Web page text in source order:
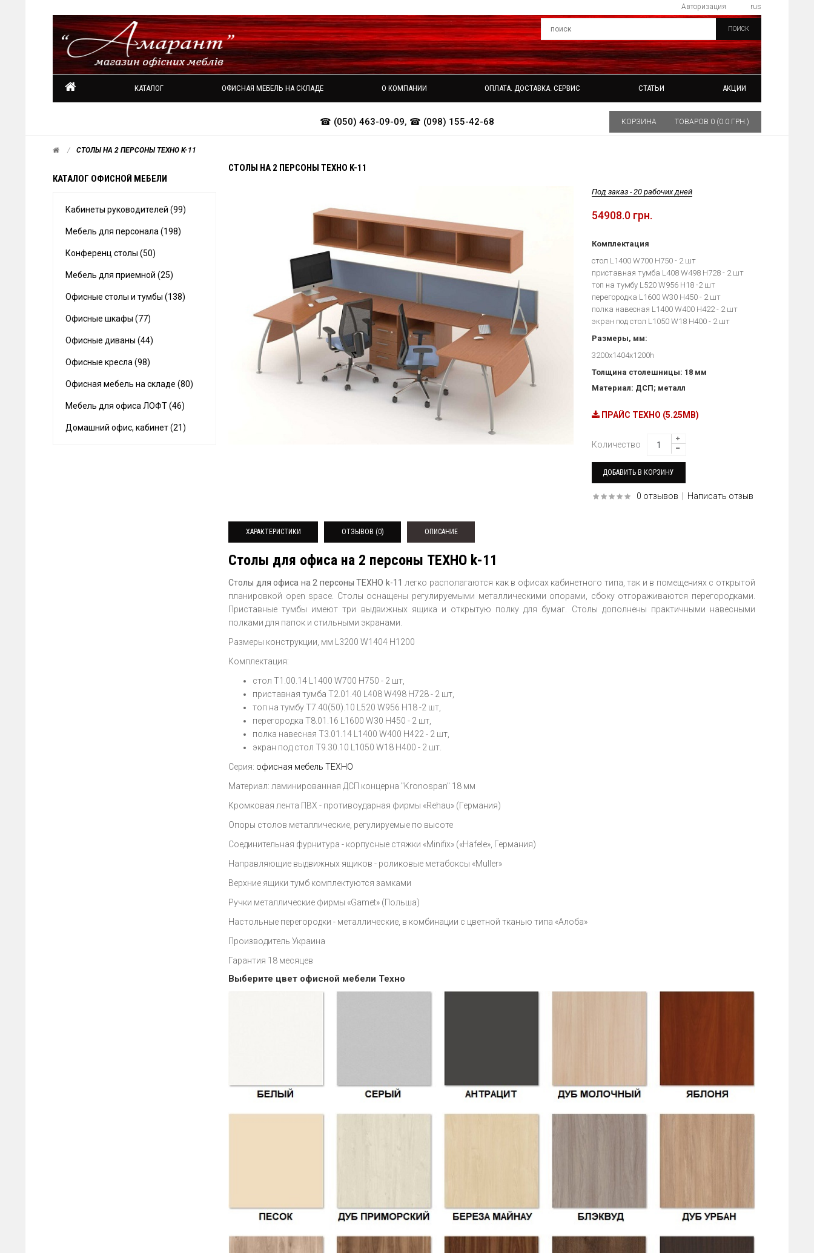
rus
Авторизация
ПОИСК
КАТАЛОГ ОФИСНАЯ МЕБЕЛЬ НА СКЛАДЕ О КОМПАНИИ ОПЛАТА. ДОСТАВКА. СЕРВИС СТАТЬИ АКЦИИ
☎ (050) 463-09-09, ☎ (098) 155-42-68 КОРЗИНА ТОВАРОВ 0 (0.0 ГРН.)
СТОЛЫ НА 2 ПЕРСОНЫ ТЕХНО K-11
КАТАЛОГ ОФИСНОЙ МЕБЕЛИ
Кабинеты руководителей (99)
Мебель для персонала (198)
Конференц столы (50)
Мебель для приемной (25)
Офисные столы и тумбы (138)
Офисные шкафы (77)
Офисные диваны (44)
Офисные кресла (98)
Офисная мебель на складе (80)
Мебель для офиса ЛОФТ (46)
Домашний офис, кабинет (21)
СТОЛЫ НА 2 ПЕРСОНЫ ТЕХНО K-11
Под заказ - 20 рабочих дней
54908.0 грн.
Комплектация
стол L1400 W700 H750 - 2 шт
приставная тумба L408 W498 H728 - 2 шт
топ на тумбу L520 W956 H18 -2 шт
перегородка L1600 W30 H450 - 2 шт
полка навесная L1400 W400 H422 - 2 шт
экран под стол L1050 W18 H400 - 2 шт
Размеры, мм:
3200х1404х1200h
Толщина столешницы: 18 мм
Материал: ДСП; металл
ПРАЙС ТЕХНО (5.25MB)
Количество
0 отзывов Написать отзыв
ХАРАКТЕРИСТИКИ ОТЗЫВОВ (0) ОПИСАНИЕ
Столы для офиса на 2 персоны ТЕХНО k-11
Столы для офиса на 2 персоны ТЕХНО k-11 легко располагаются как в офисах кабинетного типа, так и в помещениях с открытой
планировкой open space. Столы оснащены регулируемыми металлическими опорами, сбоку отгораживаются перегородками.
Приставные тумбы имеют три выдвижных ящика и открытую полку для бумаг. Столы дополнены практичными навесными
полками для папок и стильными экранами.
Размеры конструкции, мм L3200 W1404 H1200
Комплектация:
стол T1.00.14 L1400 W700 H750 - 2 шт,
приставная тумба T2.01.40 L408 W498 H728 - 2 шт,
топ на тумбу T7.40(50).10 L520 W956 H18 -2 шт,
перегородка T8.01.16 L1600 W30 H450 - 2 шт,
полка навесная T3.01.14 L1400 W400 H422 - 2 шт,
экран под стол T9.30.10 L1050 W18 H400 - 2 шт.
Серия: офисная мебель ТЕХНО
Материал: ламинированная ДСП концерна "Kronospan" 18 мм
Кромковая лента ПВХ - противоударная фирмы «Rehau» (Германия)
Опоры столов металлические, регулируемые по высоте
Соединительная фурнитура - корпусные стяжки «Minifix» («Hafele», Германия)
Направляющие выдвижных ящиков - роликовые метабоксы «Muller»
Верхние ящики тумб комплектуются замками
Ручки металлические фирмы «Gamet» (Польша)
Настольные перегородки - металлические, в комбинации с цветной тканью типа «Алоба»
Производитель Украина
Гарантия 18 месяцев
Выберите цвет офисной мебели Техно